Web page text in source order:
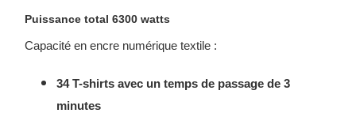
Puissance total 6300 watts
Capacité en encre numérique textile :
34 T-shirts avec un temps de passage de 3
minutes